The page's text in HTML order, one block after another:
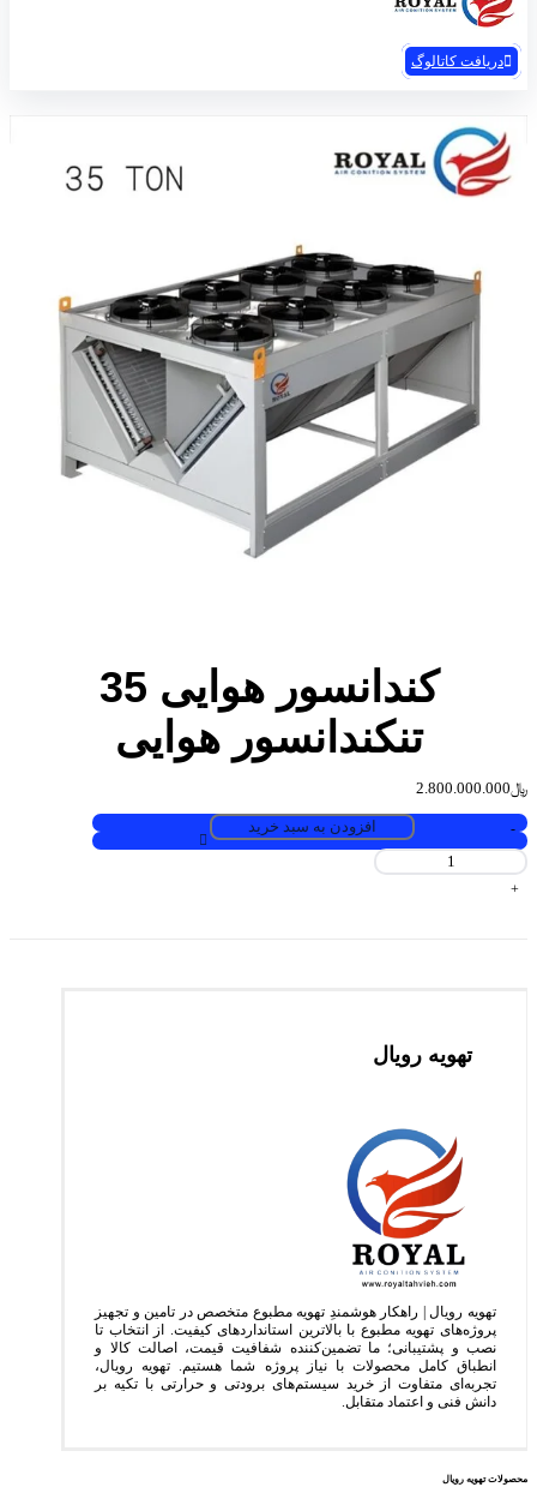
دریافت کاتالوگ
کندانسور هوایی 35
تنکندانسور هوایی
﷼2.800.000.000
-
کندانسور
هوایی
35
+
افزودن به سبد خرید
تهویه رویال
تهویه رویال | راهکار هوشمندِ تهویه مطبوع متخصص در تامین و تجهیز
پروژه‌های تهویه مطبوع با بالاترین استانداردهای کیفیت. از انتخاب تا
نصب و پشتیبانی؛ ما تضمین‌کننده شفافیت قیمت، اصالت کالا و
انطباق کامل محصولات با نیاز پروژه شما هستیم. تهویه رویال،
تجربه‌ای متفاوت از خرید سیستم‌های برودتی و حرارتی با تکیه بر
دانش فنی و اعتماد متقابل.
محصولات تهویه رویال